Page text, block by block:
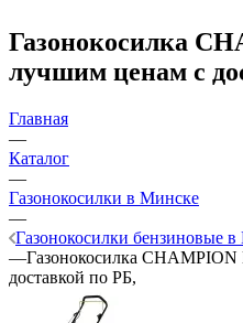
Газонокосилка
лучшим ценам с
Главная
—
Каталог
—
Газонокосилки в Минске
—
Газонокосилки бензиновые
—Газонокосилка
доставкой по РБ,